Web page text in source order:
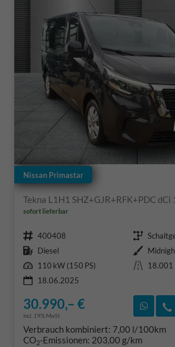
Nissan Primastar
Tekna L1H1 SHZ+GJR+RFK+PDC dCi
sofort lieferbar
Fahrzeugnr. 400408 Getriebe
Kraftstoff Diesel Außenfarbe
Leistung 110 kW (150 PS) Kilometerstand
18.001
18.06.2025
30.990,– €
incl. 19% MwSt.
Verbrauch kombiniert: 7,00 l/100km
CO2-Emissionen: 203,00 g/km